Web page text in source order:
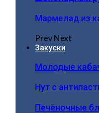
Мармелад из
PrevNext
Закуски
Молодые
Нут с
Печёночные